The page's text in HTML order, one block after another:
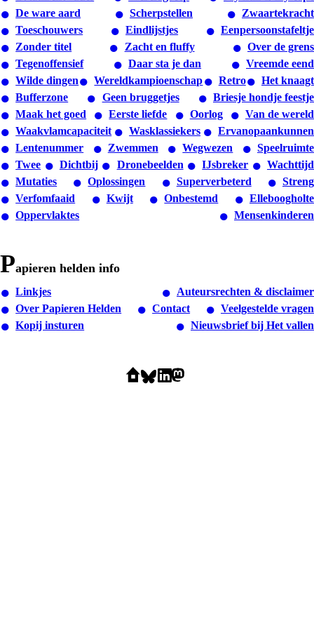
De ware aard
Scherpstellen
Zwaartekracht
Toeschouwers
Eindlijstjes
Eenpersoonstafeltje
Zonder titel
Zacht en fluffy
Over de grens
Tegenoffensief
Daar sta je dan
Vreemde eend
Wilde dingen
Wereldkampioenschap Retro
Het knaagt
Bufferzone
Geen bruggetjes
Briesje hondje feestje
Maak het goed
Eerste liefde Oorlog
Van de wereld
Waakvlamcapaciteit
Wasklassiekers
Ervanopaankunnen
Lentenummer
Zwemmen Wegwezen
Speelruimte
Twee
Dichtbij Dronebeelden IJsbreker
Wachttijd
Mutaties
Oplossingen Superverbeterd
Streng
Verfomfaaid
Kwijt Onbestemd
Elleboogholte
Oppervlaktes
Mensenkinderen
papieren helden info
Linkjes
Auteursrechten & disclaimer
Over Papieren Helden
Contact
Veelgestelde vragen
Kopij insturen
Nieuwsbrief bij Het vallen